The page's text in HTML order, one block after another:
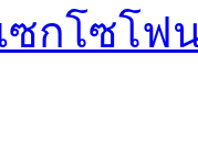
ซกโซโฟ